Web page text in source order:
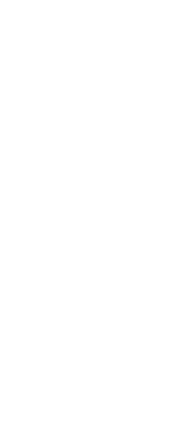
Pomiń